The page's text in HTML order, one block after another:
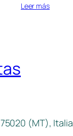
Leer más
(MT), Italia